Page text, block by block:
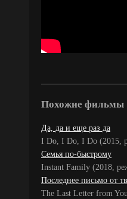
Похожие фильмы
Да, да и еще раз да
I Do, I Do, I Do (2015,
Семья по-быстрому
Instant Family (2018,
Последнее письмо от
The Last Letter from